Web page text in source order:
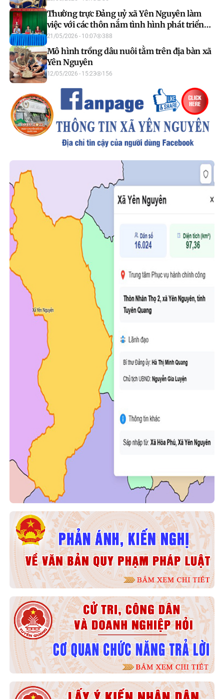
Thường trực Đảng uỷ xã Yên Nguyên làm
việc với các thôn nắm tình hình phát triển
kinh tế - xã hội năm 2026 và định hướng
trong giai đoạn tiếp theo
21/05/2026 - 10:07 388
Mô hình trồng dâu nuôi tằm trên địa bàn xã
Yên Nguyên
12/05/2026 - 15:23 156